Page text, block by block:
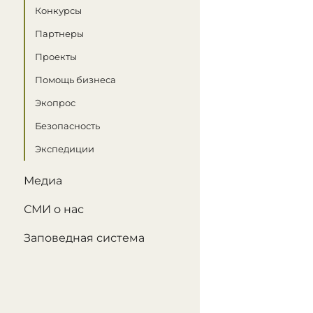
Конкурсы
Партнеры
Проекты
Помощь бизнеса
Экопрос
Безопасность
Экспедиции
Медиа
СМИ о нас
Заповедная система